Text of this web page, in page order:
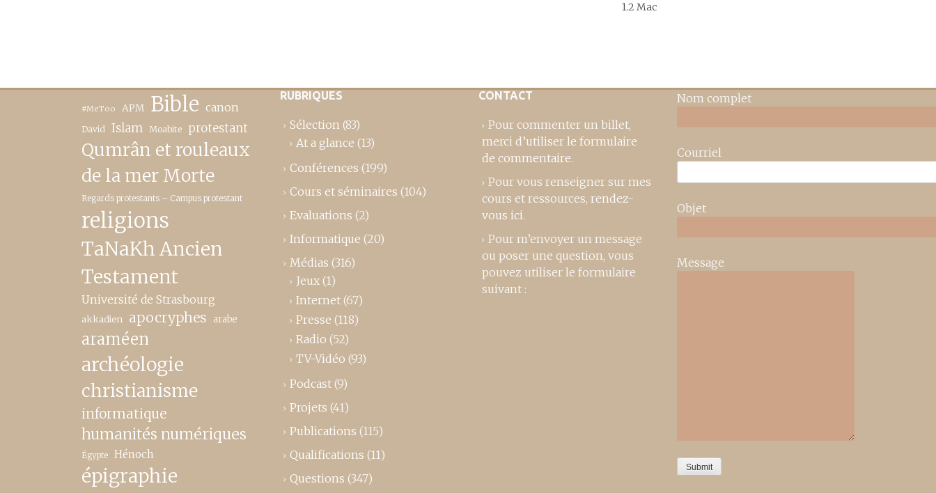
1.2 Mac
#MeToo APM Bible canon
David Islam Moabite protestant
Qumrân et rouleaux
de la mer Morte
Regards protestants – Campus protestant
religions
TaNaKh Ancien
Testament
Université de Strasbourg
akkadien apocryphes arabe
araméen
archéologie
christianisme
informatique
humanités numériques
Égypte Hénoch
épigraphie
RUBRIQUES
Sélection (83)
At a glance (13)
Conférences (199)
Cours et séminaires (104)
Evaluations (2)
Informatique (20)
Médias (316)
Jeux (1)
Internet (67)
Presse (118)
Radio (52)
TV-Vidéo (93)
Podcast (9)
Projets (41)
Publications (115)
Qualifications (11)
Questions (347)
CONTACT
Pour commenter un billet,
merci d’utiliser le formulaire
de commentaire.
Pour vous renseigner sur mes
cours et ressources, rendez-
vous ici.
Pour m’envoyer un message
ou poser une question, vous
pouvez utiliser le formulaire
suivant :
Nom complet
Courriel
Objet
Message